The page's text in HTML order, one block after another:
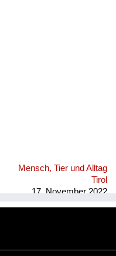
Mensch, Tier und Alltag
Tirol
17. November 2022